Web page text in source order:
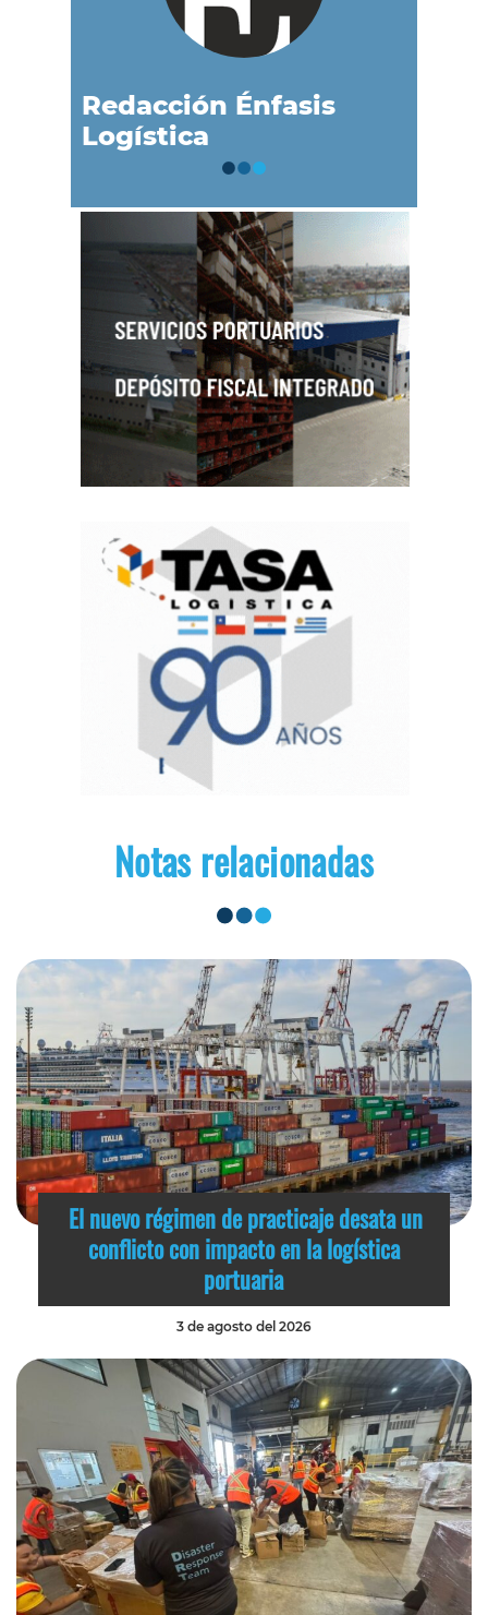
Redacción Énfasis
Logística
Notas relacionadas
El nuevo régimen de practicaje desata un
conflicto con impacto en la logística
portuaria
3 de agosto del 2026